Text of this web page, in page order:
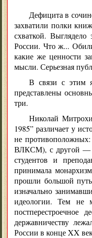
Дефицита в
захватили полки
схваткой.
России. Что ж...
какие же ценности
мысли. Серьезная
В связи с этим
представлены
три.
Николай
1985” различает у
не
ВЛКСМ), с другой —
студентов и
принимала
прошли большой
изначально
идеологии. Тем не
постперестроечное
державничеству
России в конце XX